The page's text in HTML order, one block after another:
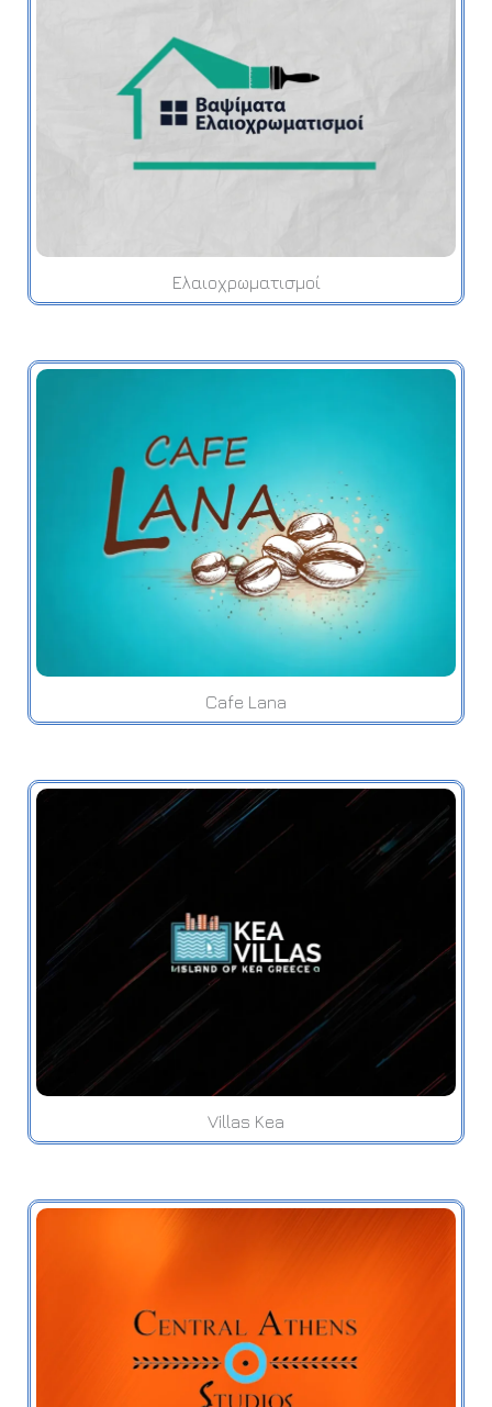
Ελαιοχρωματισμοί
Cafe Lana
Villas Kea